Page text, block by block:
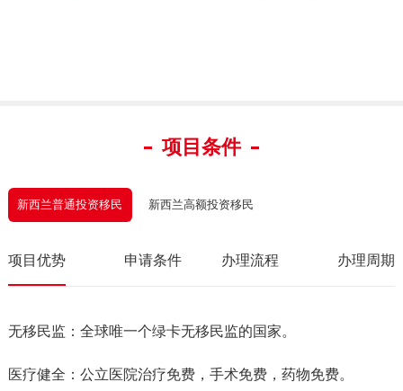
项目条件
新西兰普通投资移民 新西兰高额投资移民
项目优势 申请条件 办理流程 办理周期
无移民监：全球唯一个绿卡无移民监的国家。
医疗健全：公立医院治疗免费，手术免费，药物免费。